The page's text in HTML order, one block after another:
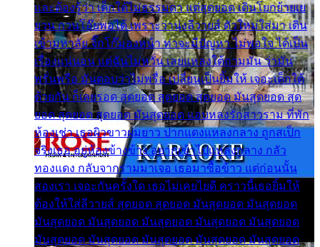
และต้องรู้ว่า เด็กใต้ไม่ธรรมดา แต่สุดยอด เดินโยกย้ายเย
ยวน กวนโอ๊ยพอได้ เพราะว่านุ่งลีวายส์ ตัวใหม่ใส่มา เดิน
เข้ามหาลัย จิ๊กโก๊มองหน้า ท่าจะมีปัญหา ไม่พอใจ ได้เป็น
เรื่องแน่นอน แต่ฉันไม่หวั่น เลยแหลงใต้ถามมัน ว่ามัน
พรั่นพรือ มันตอบว่าไม่พรื่อ เปลี่ยนเป็นยิ้มให้ เจอะเด็กใต้
ด้วยกัน ก็เลยรอด สุดยอด สุดยอด สุดยอด มันสุดยอด สุด
ยอด สุดยอด สุดยอด มันสุดยอด แอบหลงรักสาวราม ที่พัก
ห้องเช่า เธอผิวขาวผมยาว ปากแดงแหลงกลาง ถูกสเป็ก
จริงเธอ อยู่ห้องข้างข้าง อยากเข้าไปแหลงกลาง กลัว
ทองแดง กลับจากรามมาเจอ เธอมาซื้อข้าว แต่ก่อนนั้น
สองเรา เจอะกันครั้งใด เธอไม่เคยไยดี คราวนี้เธอยิ้มให้
ต้องให้ใส่ลีวายส์ สุดยอด สุดยอด มันสุดยอด มันสุดยอด
มันสุดยอด มันสุดยอด มันสุดยอด มันสุดยอด มันสุดยอด
มันสุดยอด มันสุดยอด มันสุดยอด มันสุดยอด มันสุดยอด